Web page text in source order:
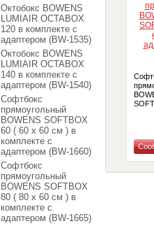
Октобокс BOWENS
LUMIAIR OCTABOX
120 в комплекте с
адаптером (BW-1535)
Октобокс BOWENS
LUMIAIR OCTABOX
140 в комплекте с
адаптером (BW-1540)
Софтбокс
прямоугольный
BOWENS SOFTBOX
60 ( 60 x 60 см ) в
комплекте с
адаптером (BW-1660)
Софтбокс
прямоугольный
BOWENS SOFTBOX
80 ( 80 x 60 см ) в
комплекте с
адаптером (BW-1665)